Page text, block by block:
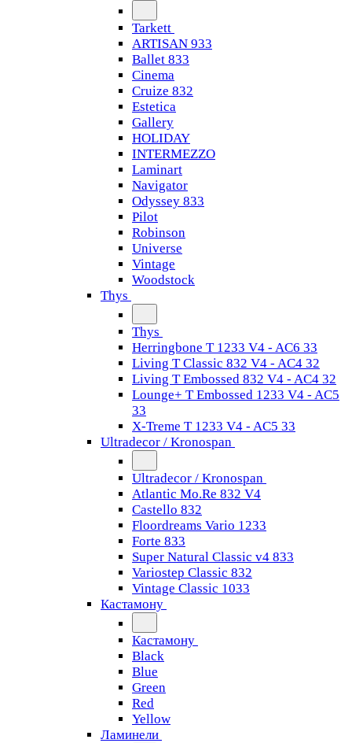
Tarkett
ARTISAN 933
Ballet 833
Cinema
Cruize 832
Estetica
Gallery
HOLIDAY
INTERMEZZO
Laminart
Navigator
Odyssey 833
Pilot
Robinson
Universe
Vintage
Woodstock
Thys
Thys
Herringbone T 1233 V4 - AC6 33
Living T Classic 832 V4 - AC4 32
Living T Embossed 832 V4 - AC4 32
Lounge+ T Embossed 1233 V4 - AC5
33
X-Treme T 1233 V4 - AC5 33
Ultradecor / Kronospan
Ultradecor / Kronospan
Atlantic Mo.Re 832 V4
Castello 832
Floordreams Vario 1233
Forte 833
Super Natural Classic v4 833
Variostep Classic 832
Vintage Classic 1033
Кастамону
Кастамону
Black
Blue
Green
Red
Yellow
Ламинели